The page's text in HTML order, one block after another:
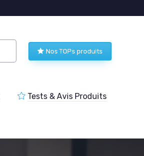
Nos TOPs produits
Tests & Avis Produits